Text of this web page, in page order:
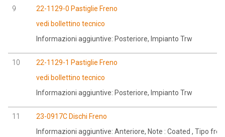
9
22-1129-0 Pastiglie Freno
vedi bollettino tecnico
Informazioni aggiuntive: Posteriore, Impianto Trw
10
22-1129-1 Pastiglie Freno
vedi bollettino tecnico
Informazioni aggiuntive: Posteriore, Impianto Trw
11
23-0917C Dischi Freno
Informazioni aggiuntive: Anteriore, Note : Coated , Tipo